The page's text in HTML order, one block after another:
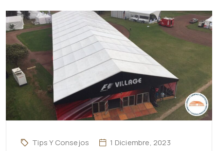
Tips Y Consejos 1 Diciembre, 2023